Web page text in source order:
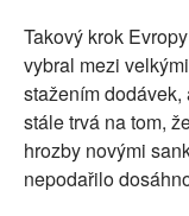
Takový krok
vybral mezi
stažením
stále trvá na tom,
hrozby novými
nepodařilo